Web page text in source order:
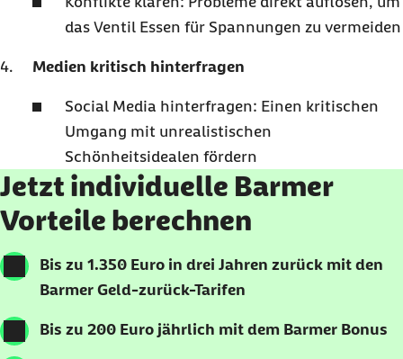
das Ventil Essen für Spannungen zu vermeiden
Medien kritisch hinterfragen
Social Media hinterfragen: Einen kritischen
Umgang mit unrealistischen
Schönheitsidealen fördern
Jetzt individuelle Barmer
Vorteile berechnen
Bis zu 1.350 Euro in drei Jahren zurück mit den
Barmer Geld-zurück-Tarifen
Bis zu 200 Euro jährlich mit dem Barmer Bonus